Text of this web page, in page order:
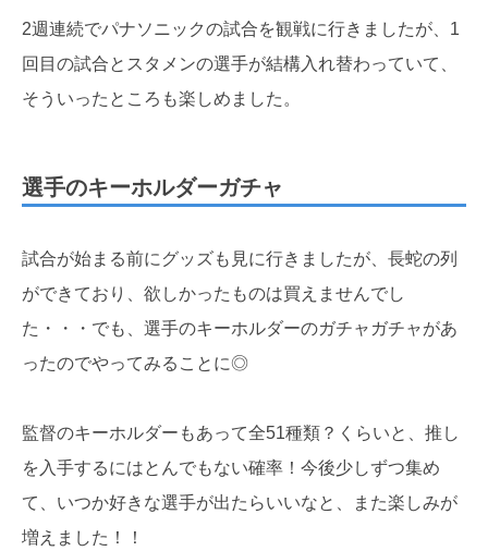
2週連続でパナソニックの試合を観戦に行きましたが、1
回目の試合とスタメンの選手が結構入れ替わっていて、
そういったところも楽しめました。
選手のキーホルダーガチャ
試合が始まる前にグッズも見に行きましたが、長蛇の列
ができており、欲しかったものは買えませんでし
た・・・でも、選手のキーホルダーのガチャガチャがあ
ったのでやってみることに◎
監督のキーホルダーもあって全51種類？くらいと、推し
を入手するにはとんでもない確率！今後少しずつ集め
て、いつか好きな選手が出たらいいなと、また楽しみが
増えました！！